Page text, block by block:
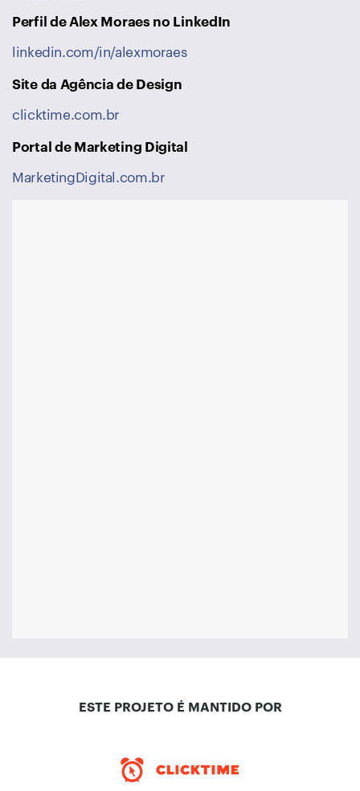
Perfil de Alex Moraes no LinkedIn
linkedin.com/in/alexmoraes
Site da Agência de Design
clicktime.com.br
Portal de Marketing Digital
MarketingDigital.com.br
ESTE PROJETO É MANTIDO POR